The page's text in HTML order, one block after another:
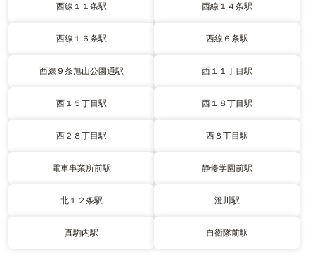
西線１１条駅 西線１４条駅
西線１６条駅 西線６条駅
西線９条旭山公園通駅 西１１丁目駅
西１５丁目駅 西１８丁目駅
西２８丁目駅 西８丁目駅
電車事業所前駅 静修学園前駅
北１２条駅 澄川駅
真駒内駅 自衛隊前駅